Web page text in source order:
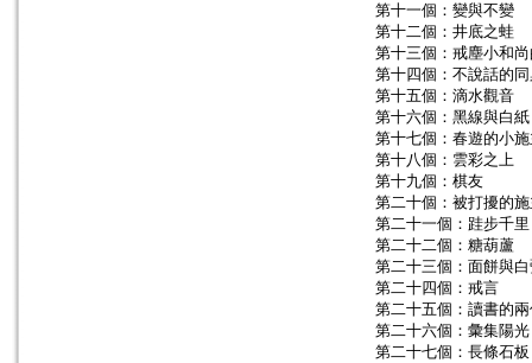
第十一個：變與不變
第十二個：井底之蛙
第十三個：戒塵小和
第十四個：不說話的
第十五個：滴水觀音
第十六個：黑線與白紙
第十七個：春遊的小
第十八個：雲彩之上
第十九個：棋友
第二十個：被打擾的
第二十一個：跬步千里
第二十二個：糖葫蘆
第二十三個：面餅與
第二十四個：戒言
第二十五個：讀書的
第二十六個：彙集陽光
第二十七個：長條石板